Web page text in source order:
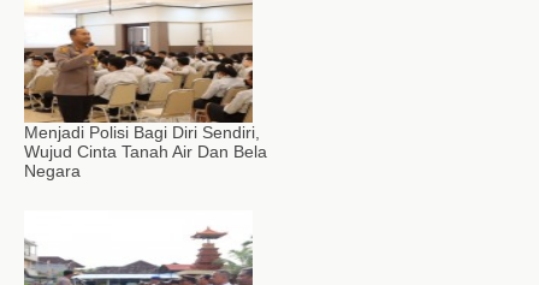
Menjadi Polisi Bagi Diri Sendiri,
Wujud Cinta Tanah Air Dan Bela
Negara